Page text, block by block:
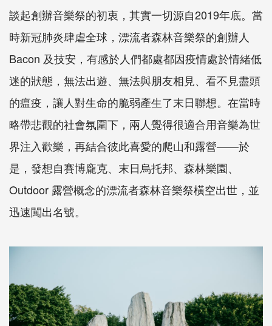
談起創辦音樂祭的初衷，其實一切源自2019年底。當
時新冠肺炎肆虐全球，漂流者森林音樂祭的創辦人
Bacon 及技安，有感於人們都處都因疫情處於情緒低
迷的狀態，無法出遊、無法與朋友相見、看不見盡頭
的瘟疫，讓人對生命的脆弱產生了末日聯想。在當時
略帶悲觀的社會氛圍下，兩人覺得很適合用音樂為世
界注入歡樂，再結合彼此喜愛的爬山和露營——於
是，發想自賽博龐克、末日烏托邦、森林樂園、
Outdoor 露營概念的漂流者森林音樂祭橫空出世，並
迅速闖出名號。